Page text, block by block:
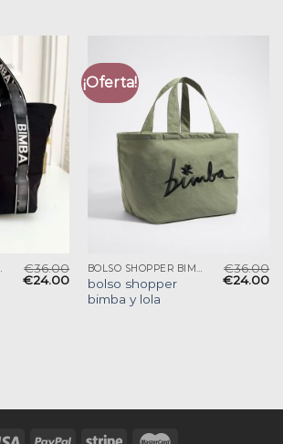
€36.00
€24.00
¡Oferta!
bolso shopper
bimba y lola
€36.00
€24.00